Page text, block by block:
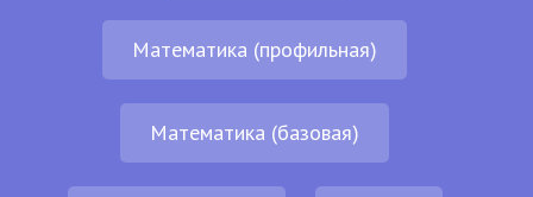
Математика (профильная)
Математика (базовая)